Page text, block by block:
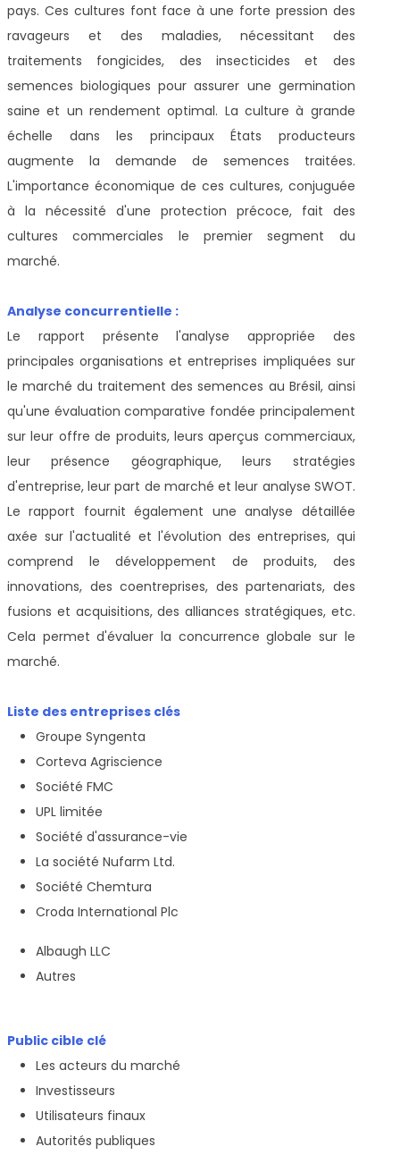
pays. Ces cultures font face à une forte pression des
ravageurs et des maladies, nécessitant des
traitements fongicides, des insecticides et des
semences biologiques pour assurer une germination
saine et un rendement optimal. La culture à grande
échelle dans les principaux États producteurs
augmente la demande de semences traitées.
L'importance économique de ces cultures, conjuguée
à la nécessité d'une protection précoce, fait des
cultures commerciales le premier segment du
marché.
Analyse concurrentielle :
Le rapport présente l'analyse appropriée des
principales organisations et entreprises impliquées sur
le marché du traitement des semences au Brésil, ainsi
qu'une évaluation comparative fondée principalement
sur leur offre de produits, leurs aperçus commerciaux,
leur présence géographique, leurs stratégies
d'entreprise, leur part de marché et leur analyse SWOT.
Le rapport fournit également une analyse détaillée
axée sur l'actualité et l'évolution des entreprises, qui
comprend le développement de produits, des
innovations, des coentreprises, des partenariats, des
fusions et acquisitions, des alliances stratégiques, etc.
Cela permet d'évaluer la concurrence globale sur le
marché.
Liste des entreprises clés
Groupe Syngenta
Corteva Agriscience
Société FMC
UPL limitée
Société d'assurance-vie
La société Nufarm Ltd.
Société Chemtura
Croda International Plc
Albaugh LLC
Autres
Public cible clé
Les acteurs du marché
Investisseurs
Utilisateurs finaux
Autorités publiques